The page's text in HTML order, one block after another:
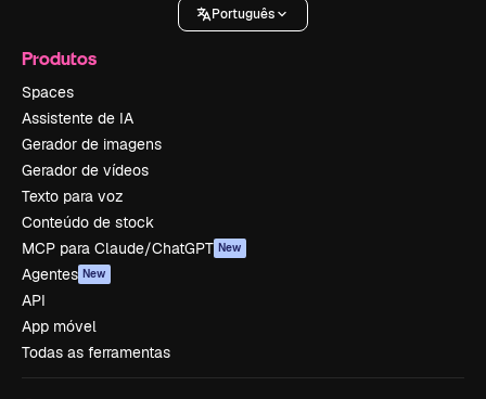
Português
Produtos
Spaces
Assistente de IA
Gerador de imagens
Gerador de vídeos
Texto para voz
Conteúdo de stock
MCP para Claude/ChatGPT New
Agentes New
API
App móvel
Todas as ferramentas